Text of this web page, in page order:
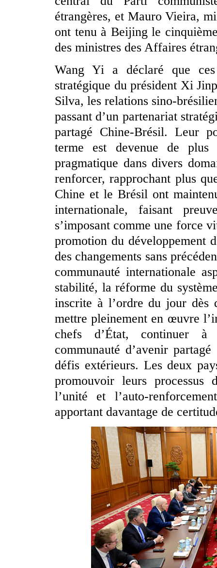
étrangères, et Mauro Vieira,
ont tenu à Beijing le
des ministres des Affaires
Wang Yi a déclaré que
stratégique du président Xi
Silva, les relations sino-
passant d’un partenariat
partagé Chine-Brésil. Leur
terme est devenue de plus
pragmatique dans divers
renforcer, rapprochant plus
Chine et le Brésil ont
internationale, faisant
s’imposant comme une force
promotion du développement
des changements sans
communauté internationale
stabilité, la réforme du
inscrite à l’ordre du jour dès
mettre pleinement en œuvre
chefs d’État, continuer à
communauté d’avenir
défis extérieurs. Les deux
promouvoir leurs processus
l’unité et l’auto-
apportant davantage de